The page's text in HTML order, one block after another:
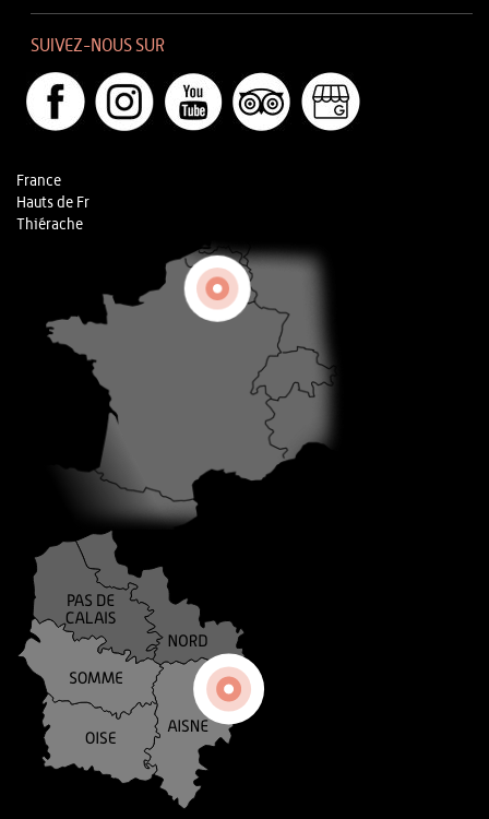
SUIVEZ-NOUS SUR
France
Hauts de Fr
Thiérache